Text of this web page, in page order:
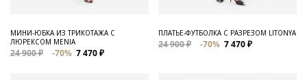
МИНИ-ЮБКА ИЗ ТРИКОТАЖА С
ЛЮРЕКСОМ MENIA
24 900 ₽ -70% 7 470 ₽
ПЛАТЬЕ-ФУТБОЛКА С РАЗРЕЗОМ LITONYA
24 900 ₽ -70% 7 470 ₽